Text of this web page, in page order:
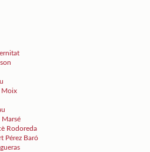
Moix
Marsé
Rodoreda
Pérez Baró